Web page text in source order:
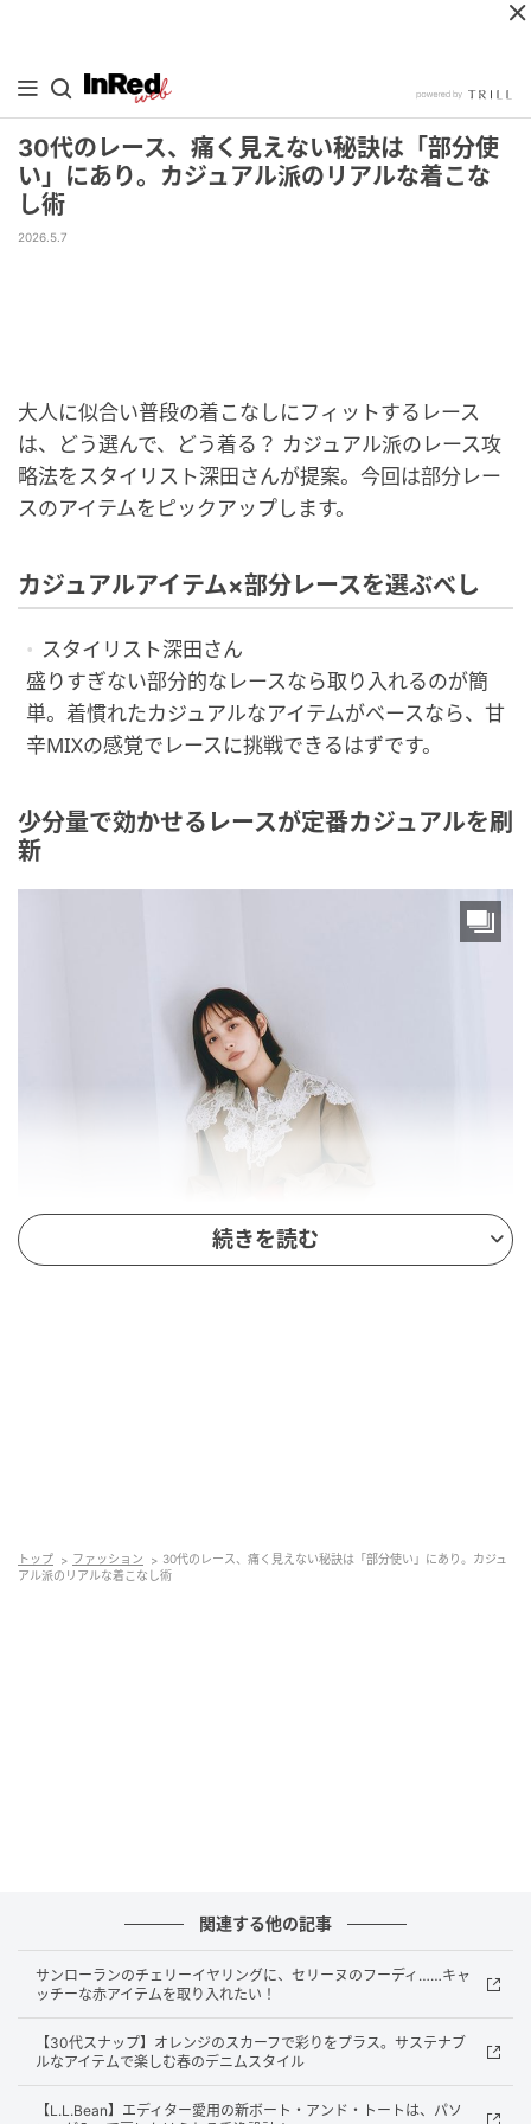
30代のレース、痛く見えない秘訣は「部分使
い」にあり。カジュアル派のリアルな着こな
し術
2026.5.7
大人に似合い普段の着こなしにフィットするレース
は、どう選んで、どう着る？ カジュアル派のレース攻
略法をスタイリスト深田さんが提案。今回は部分レー
スのアイテムをピックアップします。
カジュアルアイテム×部分レースを選ぶべし
スタイリスト深田さん
盛りすぎない部分的なレースなら取り入れるのが簡
単。着慣れたカジュアルなアイテムがベースなら、甘
辛MIXの感覚でレースに挑戦できるはずです。
少分量で効かせるレースが定番カジュアルを刷
新
￥16,500（ダイアナ／ダイアナ 銀座本店）
続きを読む
トップ ファッション
30代のレース、痛く見えない秘訣は「部分使い」にあり。カジュ
アル派のリアルな着こなし術
関連する他の記事
サンローランのチェリーイヤリングに、セリーヌのフーディ……キャ
ッチーな赤アイテムを取り入れたい！
【30代スナップ】オレンジのスカーフで彩りをプラス。サステナブ
ルなアイテムで楽しむ春のデニムスタイル
【L.L.Bean】エディター愛用の新ボート・アンド・トートは、パソ